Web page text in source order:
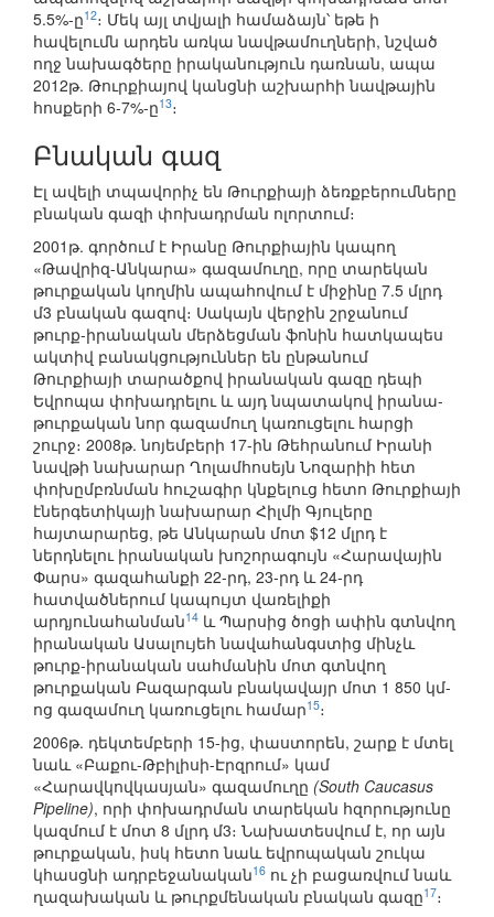
5.5%-ը12։ Մեկ այլ տվյալի համաձայն՝ եթե ի
հավելումն արդեն առկա նավթամուղների, նշված
ողջ նախագծերը իրականություն դառնան, ապա
2012թ. Թուրքիայով կանցնի աշխարհի նավթային
հոսքերի 6-7%-ը13։
Բնական գազ
Էլ ավելի տպավորիչ են Թուրքիայի ձեռքբերումները
բնական գազի փոխադրման ոլորտում։
2001թ. գործում է Իրանը Թուրքիային կապող
«Թավրիզ-Անկարա» գազամուղը, որը տարեկան
թուրքական կողմին ապահովում է միջինը 7.5 մլրդ
մ3 բնական գազով։ Սակայն վերջին շրջանում
թուրք-իրանական մերձեցման ֆոնին հատկապես
ակտիվ բանակցություններ են ընթանում
Թուրքիայի տարածքով իրանական գազը դեպի
Եվրոպա փոխադրելու և այդ նպատակով իրանա-
թուրքական նոր գազամուղ կառուցելու հարցի
շուրջ։ 2008թ. նոյեմբերի 17-ին Թեհրանում Իրանի
նավթի նախարար Ղոլամհոսեյն Նոզարիի հետ
փոխըմբռնման հուշագիր կնքելուց հետո Թուրքիայի
էներգետիկայի նախարար Հիլմի Գյուլերը
հայտարարեց, թե Անկարան մոտ $12 մլրդ է
ներդնելու իրանական խոշորագույն «Հարավային
Փարս» գազահանքի 22-րդ, 23-րդ և 24-րդ
հատվածներում կապույտ վառելիքի
արդյունահանման14 և Պարսից ծոցի ափին գտնվող
իրանական Ասալույեհ նավահանգստից մինչև
թուրք-իրանական սահմանին մոտ գտնվող
թուրքական Բազարգան բնակավայր մոտ 1 850 կմ-
ոց գազամուղ կառուցելու համար15։
2006թ. դեկտեմբերի 15-ից, փաստորեն, շարք է մտել
նաև «Բաքու-Թբիլիսի-Էրզրում» կամ
«Հարավկովկասյան» գազամուղը (South Caucasus
Pipeline), որի փոխադրման տարեկան հզորությունը
կազմում է մոտ 8 մլրդ մ3։ Նախատեսվում է, որ այն
թուրքական, իսկ հետո նաև եվրոպական շուկա
կհասցնի ադրբեջանական16 ու չի բացառվում նաև
ղազախական և թուրքմենական բնական գազը17։